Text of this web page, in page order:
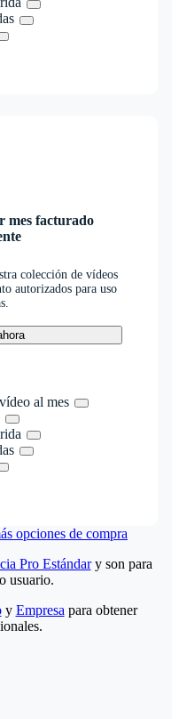
mes facturado
colección de vídeos
autorizados para uso
al mes
opciones de compra
Pro Estándary son para
usuario.
y Empresa para obtener